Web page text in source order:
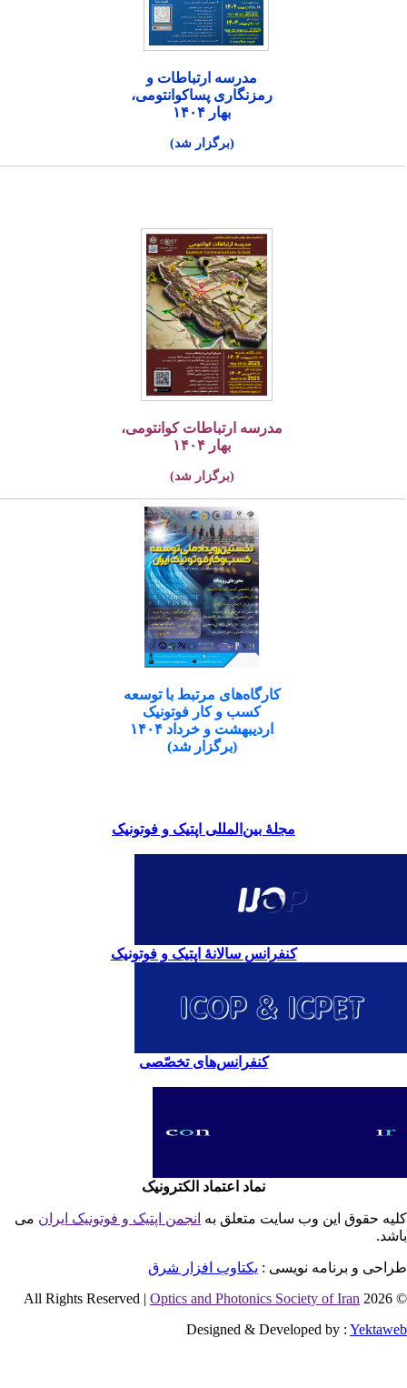
مدرسه ارتباطات و
رمزنگاری پساکوانتومی،
بهار ۱۴۰۴
(برگزار شد)
مدرسه ارتباطات کوانتومی،
بهار ۱۴۰۴
(برگزار شد)
کارگاه‌های مرتبط با توسعه
کسب و کار فوتونیک
اردیبهشت و خرداد ۱۴۰۴
(برگزار شد)
مجلۀ بین‌المللی اپتیک و فوتونیک
کنفرانس سالانۀ اپتیک و فوتونیک
کنفرانس‌های تخصّصی
نماد اعتماد الکترونیک
حقوق این وب سایت متعلق بهانجمن اپتیک و فوتونیک ایران می
و برنامه نویسی : یکتاوب افزار شرق
©
Optics and Photonics Society of Iran
Designed & Developed by :